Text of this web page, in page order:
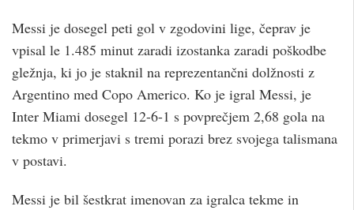
Messi je dosegel peti gol v zgodovini lige, čeprav je
vpisal le 1.485 minut zaradi izostanka zaradi poškodbe
gležnja, ki jo je staknil na reprezentančni dolžnosti z
Argentino med Copo Americo. Ko je igral Messi, je
Inter Miami dosegel 12-6-1 s povprečjem 2,68 gola na
tekmo v primerjavi s tremi porazi brez svojega talismana
v postavi.
Messi je bil šestkrat imenovan za igralca tekme in